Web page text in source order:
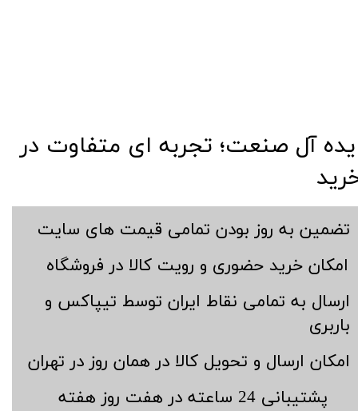
​تضمین به روز بودن تمامی قیمت های سایت
​امکان خرید حضوری و رویت کالا در فروشگاه
​ارسال به تمامی نقاط ایران توسط تیپاکس و
باربری
​امکان ارسال و تحویل کالا در همان روز در تهران
​پشتیبانی 24 ساعته در هفت روز هفته
آل صنعت؛ تجربه ای متفاوت در